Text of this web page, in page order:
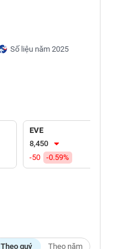
Số liệu năm 2025
EVE
8,450
-50
-0.59%
Theo quý Theo năm